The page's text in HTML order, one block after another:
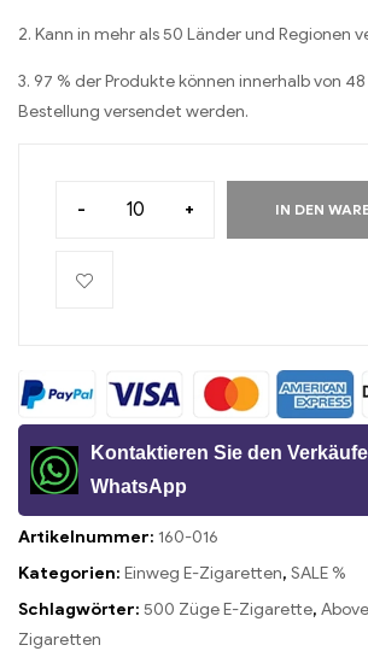
2. Kann in mehr als 50 Länder und Regionen
3. 97 % der Produkte können innerhalb von
Bestellung versendet werden.
- + IN DEN
Kontaktieren Sie den
WhatsApp
Artikelnummer: 160-016
Kategorien: Einweg E-Zigaretten, SALE %
Schlagwörter: 500 Züge E-Zigarette,
Zigaretten